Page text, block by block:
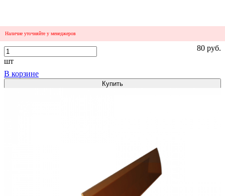
Наличие уточняйте у менеджеров
80 руб.
шт
В корзине
Купить